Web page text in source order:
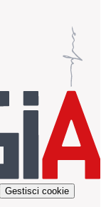
Gestisci cookie